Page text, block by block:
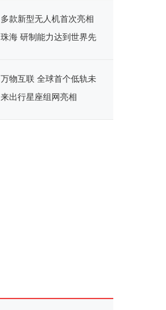
多款新型无人机首次亮相
珠海 研制能力达到世界先
万物互联 全球首个低轨未
来出行星座组网亮相